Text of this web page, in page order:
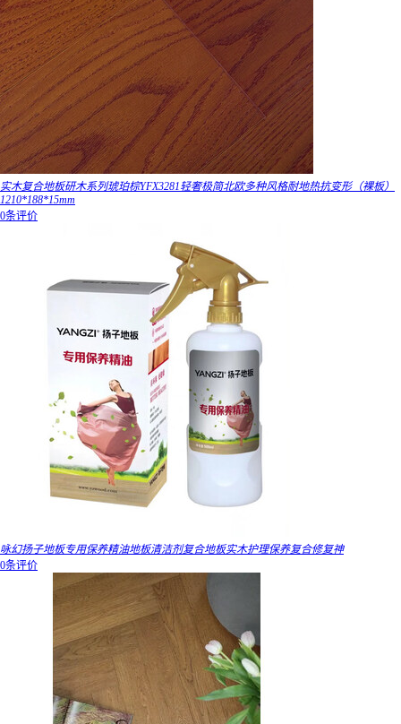
实木复合地板研木系列琥珀棕YFX3281轻奢极简北欧多种风格耐地热抗变形（裸板）
1210*188*15mm
0条评价
咏幻扬子地板专用保养精油地板清洁剂复合地板实木护理保养复合修复神
0条评价